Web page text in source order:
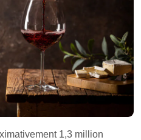
1,3 million